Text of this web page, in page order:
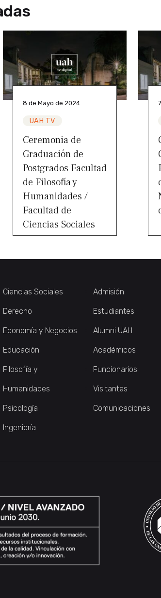
8 de Mayo de 2024
UAH TV
Ceremonia de
Graduación de
Postgrados Facultad
de Filosofía y
Humanidades /
Facultad de
Ciencias Sociales
Ciencias Sociales
Derecho
Economía y Negocios
Educación
Filosofía y
Humanidades
Psicología
Ingeniería
Admisión
Estudiantes
Alumni UAH
Académicos
Funcionarios
Visitantes
Comunicaciones